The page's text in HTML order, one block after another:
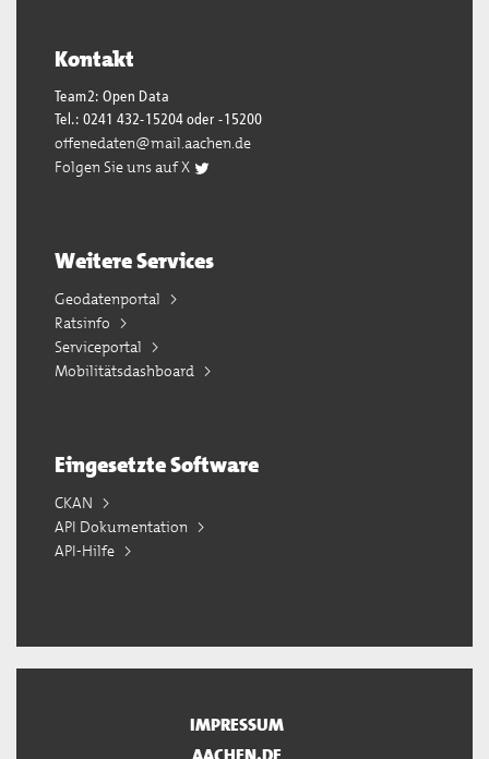
Kontakt
Team2: Open Data
Tel.: 0241 432-15204 oder -15200
offenedaten@mail.aachen.de
Folgen Sie uns auf X
Weitere Services
Geodatenportal
Ratsinfo
Serviceportal
Mobilitätsdashboard
Eingesetzte Software
CKAN
API Dokumentation
API-Hilfe
IMPRESSUM